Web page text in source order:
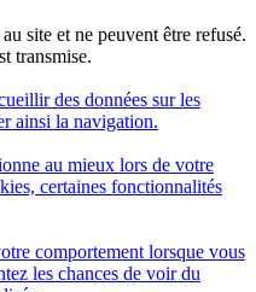
site et ne peuvent être refusé.
transmise.
des données sur les
ainsi la navigation.
au mieux lors de votre
certaines fonctionnalités
comportement lorsque vous
les chances de voir du